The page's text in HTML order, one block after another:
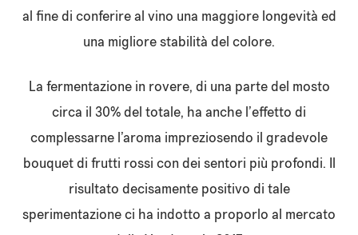
al fine di conferire al vino una maggiore longevità ed
una migliore stabilità del colore.
La fermentazione in rovere, di una parte del mosto
circa il 30% del totale, ha anche l’effetto di
complessarne l’aroma impreziosendo il gradevole
bouquet di frutti rossi con dei sentori più profondi. Il
risultato decisamente positivo di tale
sperimentazione ci ha indotto a proporlo al mercato